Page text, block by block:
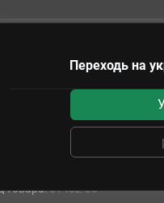
сертификаты
Настольная
товара:81402-30
Переходь на